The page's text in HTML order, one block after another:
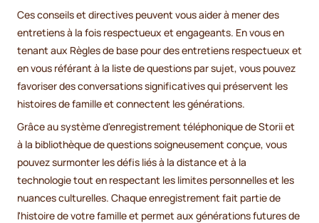
Ces conseils et directives peuvent vous aider à mener des
entretiens à la fois respectueux et engageants. En vous en
tenant aux Règles de base pour des entretiens respectueux et
en vous référant à la liste de questions par sujet, vous pouvez
favoriser des conversations significatives qui préservent les
histoires de famille et connectent les générations.
Grâce au système d'enregistrement téléphonique de Storii et
à la bibliothèque de questions soigneusement conçue, vous
pouvez surmonter les défis liés à la distance et à la
technologie tout en respectant les limites personnelles et les
nuances culturelles. Chaque enregistrement fait partie de
l'histoire de votre famille et permet aux générations futures de